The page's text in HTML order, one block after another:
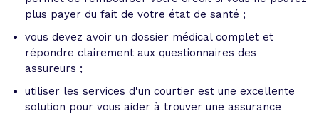
plus payer du fait de votre état de santé ;
vous devez avoir un dossier médical complet et
répondre clairement aux questionnaires des
assureurs ;
utiliser les services d'un courtier est une excellente
solution pour vous aider à trouver une assurance